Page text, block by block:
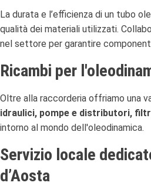
La durata e l’efficienza di un tubo
qualità dei materiali utilizzati.
nel settore per garantire
Ricambi per
Oltre alla raccorderia offriamo una
idraulici, pompe e distributori,
intorno al mondo dell'oleodinamica.
Servizio locale
d’Aosta